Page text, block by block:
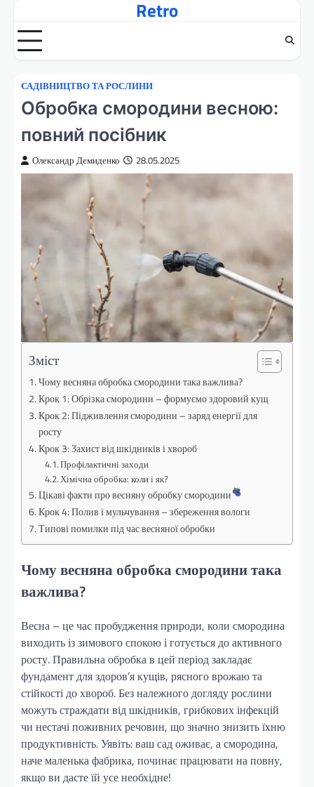
вмісту
Retro
САДІВНИЦТВО ТА РОСЛИНИ
Обробка смородини весною:
повний посібник
Олександр Демиденко 28.05.2025
Зміст
Чому весняна обробка смородини така важлива?
Крок 1: Обрізка смородини – формуємо здоровий кущ
Крок 2: Підживлення смородини – заряд енергії для
росту
Крок 3: Захист від шкідників і хвороб
Профілактичні заходи
Хімічна обробка: коли і як?
Цікаві факти про весняну обробку смородини
Крок 4: Полив і мульчування – збереження вологи
Типові помилки під час весняної обробки
Чому весняна обробка смородини така
важлива?
Весна – це час пробудження природи, коли смородина
виходить із зимового спокою і готується до активного
росту. Правильна обробка в цей період закладає
фундамент для здоров’я кущів, рясного врожаю та
стійкості до хвороб. Без належного догляду рослини
можуть страждати від шкідників, грибкових інфекцій
чи нестачі поживних речовин, що значно знизить їхню
продуктивність. Уявіть: ваш сад оживає, а смородина,
наче маленька фабрика, починає працювати на повну,
якщо ви дасте їй усе необхідне!